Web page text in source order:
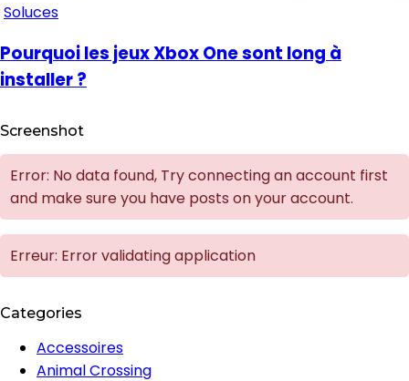
Soluces
Pourquoi les jeux Xbox One sont long à
installer ?
Screenshot
Error: No data found, Try connecting an account first
and make sure you have posts on your account.
Erreur: Error validating application
Categories
Accessoires
Animal Crossing